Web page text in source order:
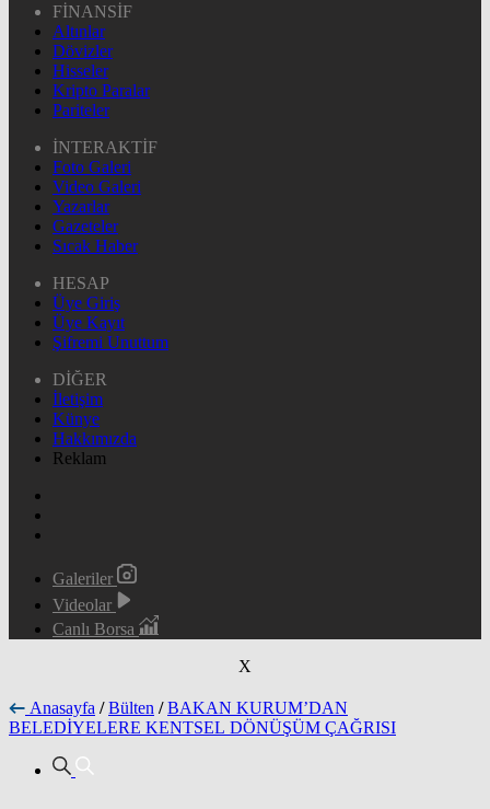
FİNANSİF
Altınlar
Dövizler
Hisseler
Kripto Paralar
Pariteler
İNTERAKTİF
Foto Galeri
Video Galeri
Yazarlar
Gazeteler
Sıcak Haber
HESAP
Üye Giriş
Üye Kayıt
Şifremi Unuttum
DİĞER
İletişim
Künye
Hakkımızda
Reklam
Galeriler
Videolar
Canlı Borsa
X
Anasayfa / Bülten / BAKAN KURUM’DAN
BELEDİYELERE KENTSEL DÖNÜŞÜM ÇAĞRISI